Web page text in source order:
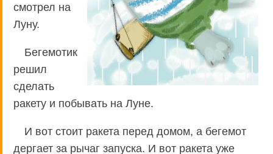
смотрел на
Луну.
Бегемотик
решил
сделать
ракету и побывать на Луне.
И вот стоит ракета перед домом, а бегемот
дергает за рычаг запуска. И вот ракета уже